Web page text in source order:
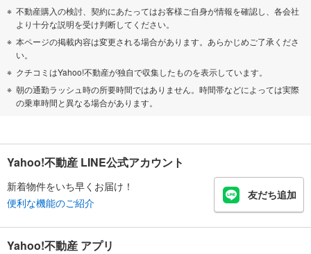
不動産購入の検討、契約にあたってはお客様ご自身が情報を確認し、各会社
より十分な説明を受け判断してください。
本ページの掲載内容は変更される場合があります。あらかじめご了承くださ
い。
クチコミはYahoo!不動産が独自で収集したものを表示しています。
朝の通勤ラッシュ時の所要時間ではありません。時間帯などによっては実際
の乗車時間と異なる場合があります。
Yahoo!不動産 LINE公式アカウント
新着物件をいち早くお届け！
便利な機能のご紹介
友だち追加
Yahoo!不動産 アプリ